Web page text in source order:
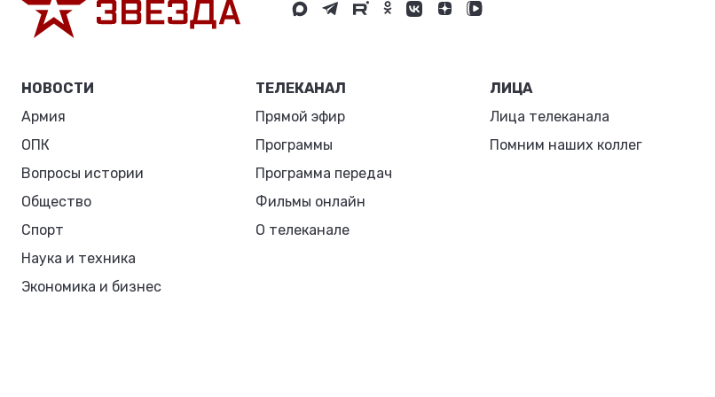
НОВОСТИ
Армия
ОПК
Вопросы истории
Общество
Спорт
Наука и техника
Экономика и бизнес
ТЕЛЕКАНАЛ
Прямой эфир
Программы
Программа передач
Фильмы онлайн
О телеканале
ЛИЦА
Лица телеканала
Помним наших коллег